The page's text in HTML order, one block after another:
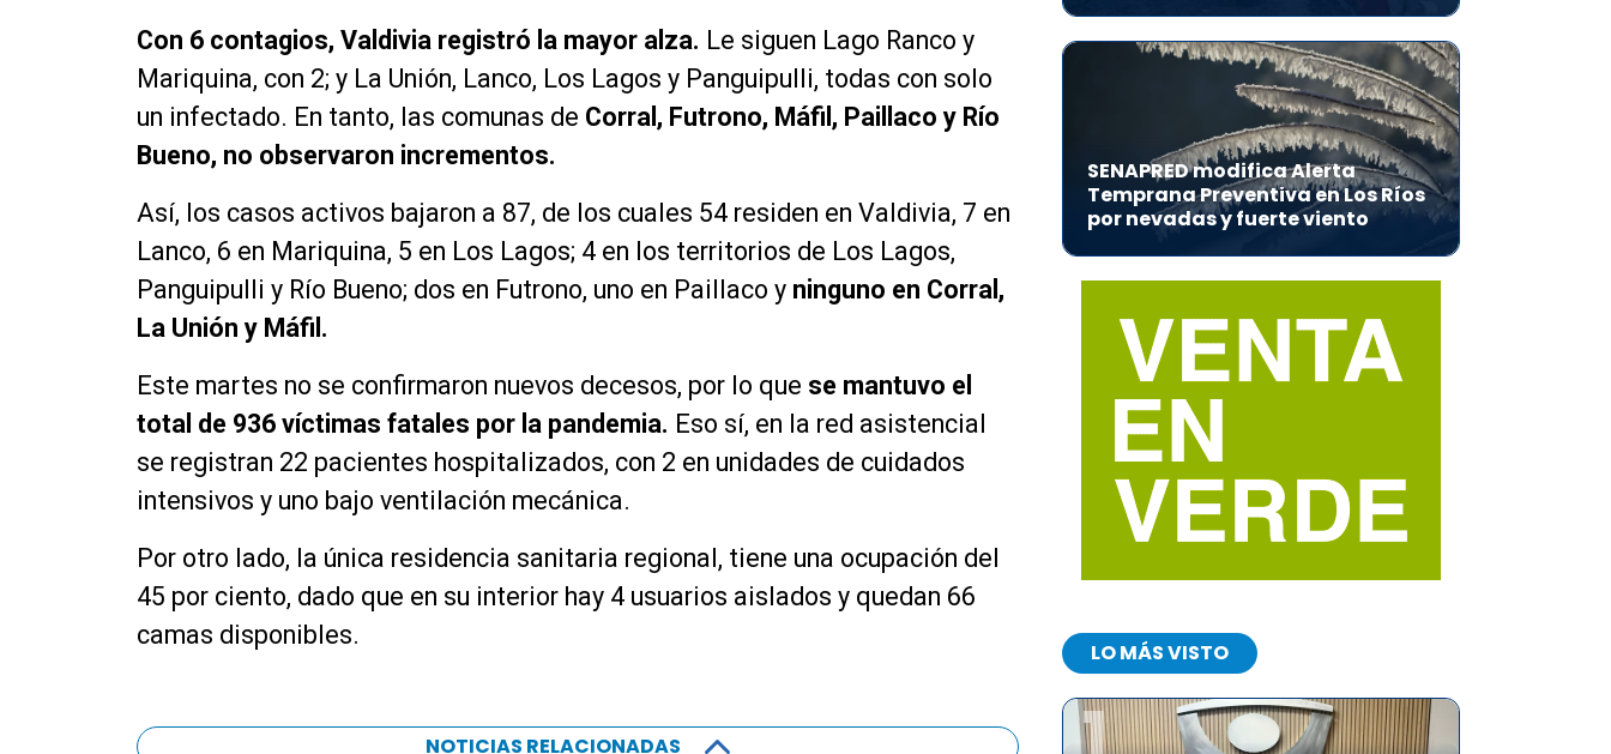
Con 6 contagios, Valdivia registró la mayor alza. Le siguen Lago Ranco y
Mariquina, con 2; y La Unión, Lanco, Los Lagos y Panguipulli, todas con solo
un infectado. En tanto, las comunas de Corral, Futrono, Máfil, Paillaco y Río
Bueno, no observaron incrementos.
Así, los casos activos bajaron a 87, de los cuales 54 residen en Valdivia, 7 en
Lanco, 6 en Mariquina, 5 en Los Lagos; 4 en los territorios de Los Lagos,
Panguipulli y Río Bueno; dos en Futrono, uno en Paillaco y ninguno en Corral,
La Unión y Máfil.
Este martes no se confirmaron nuevos decesos, por lo que se mantuvo el
total de 936 víctimas fatales por la pandemia. Eso sí, en la red asistencial
se registran 22 pacientes hospitalizados, con 2 en unidades de cuidados
intensivos y uno bajo ventilación mecánica.
Por otro lado, la única residencia sanitaria regional, tiene una ocupación del
45 por ciento, dado que en su interior hay 4 usuarios aislados y quedan 66
camas disponibles.
NOTICIAS RELACIONADAS
SENAPRED modifica Alerta
Temprana Preventiva en Los Ríos
por nevadas y fuerte viento
LO MÁS VISTO